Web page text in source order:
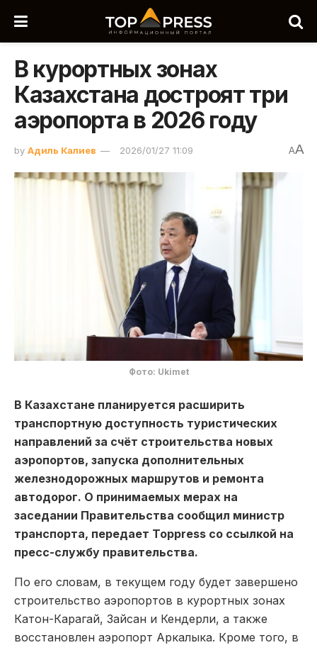
В курортных зонах
Казахстана достроят три
аэропорта в 2026 году
by Адиль Калиев 2026/01/27 11:09 AA
Фото: Ukimet
В Казахстане планируется расширить
транспортную доступность туристических
направлений за счёт строительства новых
аэропортов, запуска дополнительных
железнодорожных маршрутов и ремонта
автодорог. О принимаемых мерах на
заседании Правительства сообщил министр
транспорта, передает Toppress со ссылкой на
пресс-службу правительства.
По его словам, в текущем году будет завершено
строительство аэропортов в курортных зонах
Катон-Карагай, Зайсан и Кендерли, а также
восстановлен аэропорт Аркалыка. Кроме того, в